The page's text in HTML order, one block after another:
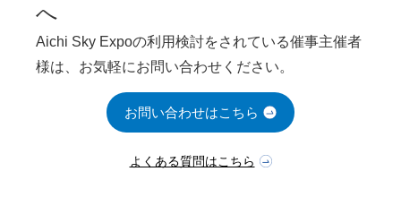
へ
Aichi Sky Expoの利用検討をされている催事主催者
様は、お気軽にお問い合わせください。
お問い合わせはこちら
よくある質問はこちら